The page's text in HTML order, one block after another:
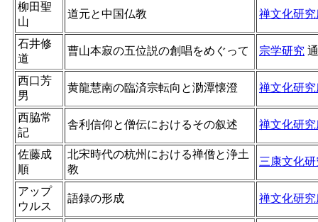
柳田聖
山
道元と中国仏教 禅文化研
石井修
道
曹山本寂の五位説の創唱をめぐって 宗学研究
西口芳
男
黄龍慧南の臨済宗転向と泐潭懐澄 禅文化研
西脇常
記
舎利信仰と僧伝におけるその叙述 禅文化研
佐藤成
順
北宋時代の杭州における禅僧と浄土
教
三康文化
アップ
ウルス
語録の形成 禅文化研